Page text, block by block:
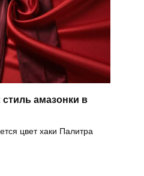
амазонки в
цвет хаки Палитра